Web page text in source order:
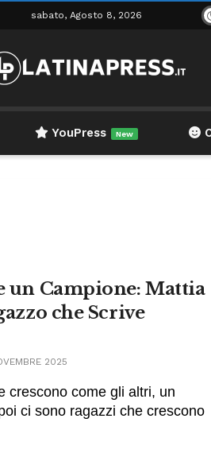
sabato, Agosto 8, 2026
YouPress New
un Campione: Mattia
che Scrive
2025
crescono come gli altri, un
ci sono ragazzi che crescono